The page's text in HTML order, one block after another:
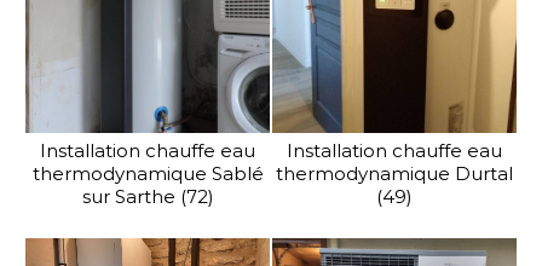
Installation chauffe eau
thermodynamique Sablé
sur Sarthe (72)
Installation chauffe eau
thermodynamique Durtal
(49)